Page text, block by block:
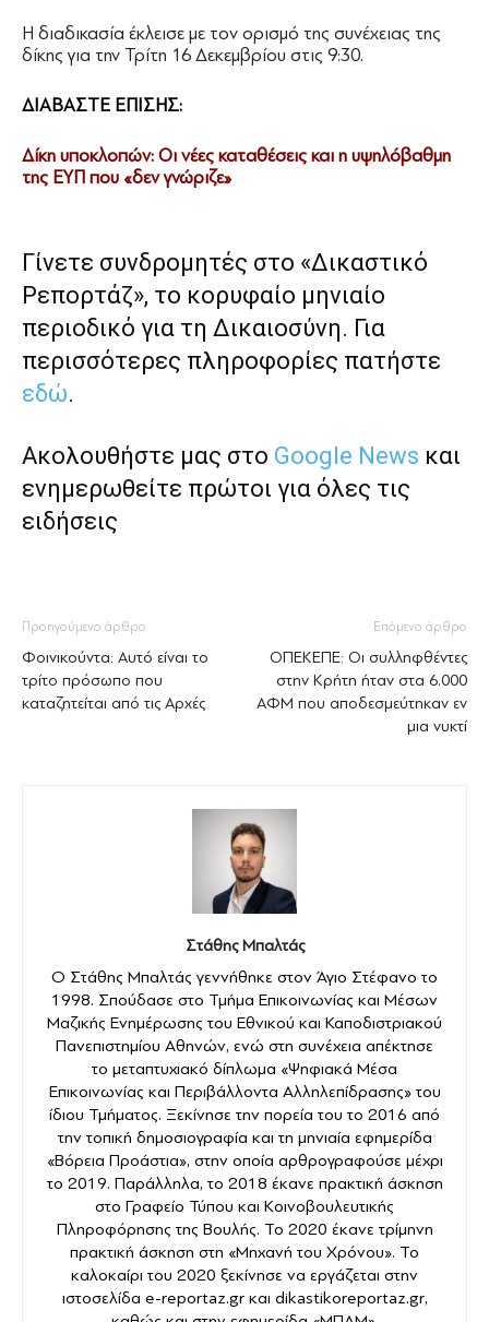
Η διαδικασία έκλεισε με τον ορισμό της συνέχειας της
δίκης για την Τρίτη 16 Δεκεμβρίου στις 9:30.
ΔΙΑΒΑΣΤΕ ΕΠΙΣΗΣ:
Δίκη υποκλοπών: Οι νέες καταθέσεις και η υψηλόβαθμη
της ΕΥΠ που «δεν γνώριζε»
Γίνετε συνδρομητές στο «Δικαστικό
Ρεπορτάζ», το κορυφαίο μηνιαίο
περιοδικό για τη Δικαιοσύνη. Για
περισσότερες πληροφορίες πατήστε
εδώ.
Ακολουθήστε μας στο Google News και
ενημερωθείτε πρώτοι για όλες τις
ειδήσεις
Προηγούμενο άρθρο
Φοινικούντα: Αυτό είναι το
τρίτο πρόσωπο που
καταζητείται από τις Αρχές
Επόμενο άρθρο
ΟΠΕΚΕΠΕ: Οι συλληφθέντες
στην Κρήτη ήταν στα 6.000
ΑΦΜ που αποδεσμεύτηκαν εν
μια νυκτί
Στάθης Μπαλτάς
Ο Στάθης Μπαλτάς γεννήθηκε στον Άγιο Στέφανο το
1998. Σπούδασε στο Τμήμα Επικοινωνίας και Μέσων
Μαζικής Ενημέρωσης του Εθνικού και Καποδιστριακού
Πανεπιστημίου Αθηνών, ενώ στη συνέχεια απέκτησε
το μεταπτυχιακό δίπλωμα «Ψηφιακά Μέσα
Επικοινωνίας και Περιβάλλοντα Αλληλεπίδρασης» του
ίδιου Τμήματος. Ξεκίνησε την πορεία του το 2016 από
την τοπική δημοσιογραφία και τη μηνιαία εφημερίδα
«Βόρεια Προάστια», στην οποία αρθρογραφούσε μέχρι
το 2019. Παράλληλα, το 2018 έκανε πρακτική άσκηση
στο Γραφείο Τύπου και Κοινοβουλευτικής
Πληροφόρησης της Βουλής. Το 2020 έκανε τρίμηνη
πρακτική άσκηση στη «Μηχανή του Χρόνου». Το
καλοκαίρι του 2020 ξεκίνησε να εργάζεται στην
ιστοσελίδα e-reportaz.gr και dikastikoreportaz.gr,